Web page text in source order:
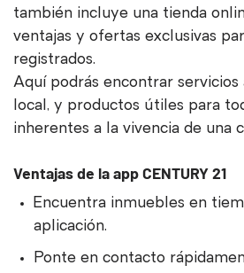
también incluye una tienda
ventajas y ofertas exclusivas
registrados.
Aquí podrás encontrar servicios
local, y productos útiles para
inherentes a la vivencia de una
Ventajas de la app CENTURY 21
Encuentra inmuebles en
aplicación.
Ponte en contacto